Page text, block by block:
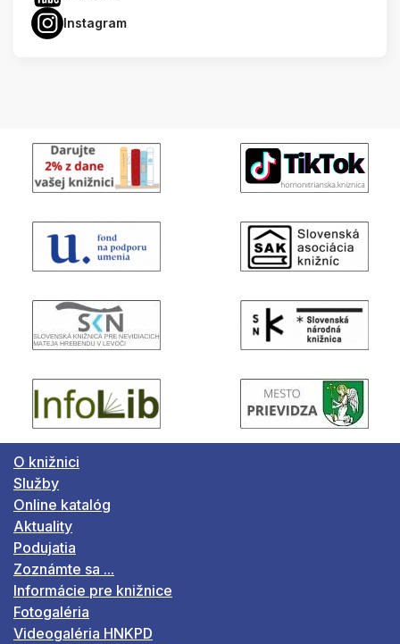
Instagram
O knižnici
Služby
Online katalóg
Aktuality
Podujatia
Zoznámte sa ...
Informácie pre knižnice
Fotogaléria
Videogaléria HNKPD